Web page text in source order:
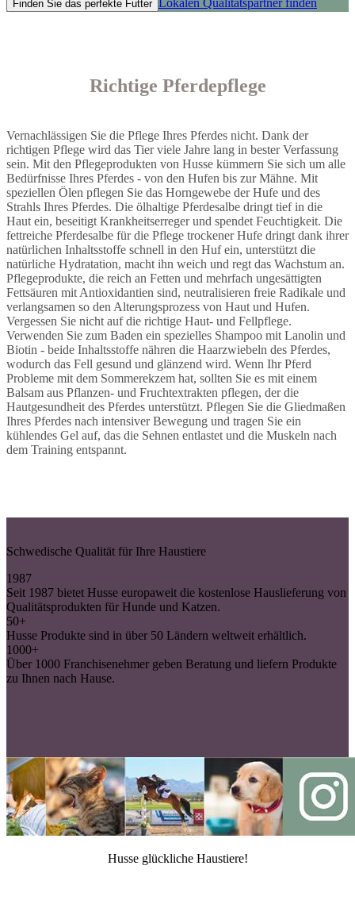
Finden Sie das perfekte Futter Lokalen Qualitätspartner finden
Richtige Pferdepflege
Vernachlässigen Sie die Pflege Ihres Pferdes nicht. Dank der
richtigen Pflege wird das Tier viele Jahre lang in bester Verfassung
sein. Mit den Pflegeprodukten von Husse kümmern Sie sich um alle
Bedürfnisse Ihres Pferdes - von den Hufen bis zur Mähne. Mit
speziellen Ölen pflegen Sie das Horngewebe der Hufe und des
Strahls Ihres Pferdes. Die ölhaltige Pferdesalbe dringt tief in die
Haut ein, beseitigt Krankheitserreger und spendet Feuchtigkeit. Die
fettreiche Pferdesalbe für die Pflege trockener Hufe dringt dank ihrer
natürlichen Inhaltsstoffe schnell in den Huf ein, unterstützt die
natürliche Hydratation, macht ihn weich und regt das Wachstum an.
Pflegeprodukte, die reich an Fetten und mehrfach ungesättigten
Fettsäuren mit Antioxidantien sind, neutralisieren freie Radikale und
verlangsamen so den Alterungsprozess von Haut und Hufen.
Vergessen Sie nicht auf die richtige Haut- und Fellpflege.
Verwenden Sie zum Baden ein spezielles Shampoo mit Lanolin und
Biotin - beide Inhaltsstoffe nähren die Haarzwiebeln des Pferdes,
wodurch das Fell gesund und glänzend wird. Wenn Ihr Pferd
Probleme mit dem Sommerekzem hat, sollten Sie es mit einem
Balsam aus Pflanzen- und Fruchtextrakten pflegen, der die
Hautgesundheit des Pferdes unterstützt. Pflegen Sie die Gliedmaßen
Ihres Pferdes nach intensiver Bewegung und tragen Sie ein
kühlendes Gel auf, das die Sehnen entlastet und die Muskeln nach
dem Training entspannt.
Schwedische Qualität für Ihre Haustiere
1987
Seit 1987 bietet Husse europaweit die kostenlose Hauslieferung von
Qualitätsprodukten für Hunde und Katzen.
50+
Husse Produkte sind in über 50 Ländern weltweit erhältlich.
1000+
Über 1000 Franchisenehmer geben Beratung und liefern Produkte
zu Ihnen nach Hause.
Husse glückliche Haustiere!